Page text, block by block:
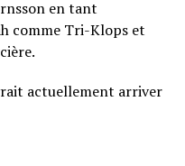
en tant
comme Tri-Klops et
actuellement arriver